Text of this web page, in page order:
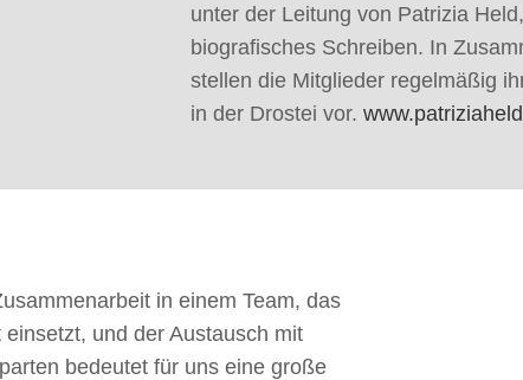
unter der Leitung von Patrizia
biografisches Schreiben. In
stellen die Mitglieder regelmäßig
in der Drostei vor.
in einem Team, das
und der Austausch mit
bedeutet für uns eine große